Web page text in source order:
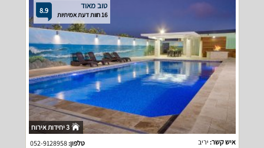
8.9 טוב מאוד
16 חוות דעת אמיתיות
3 יחידות אירוח
איש קשר: יריב טלפון:052-9128958